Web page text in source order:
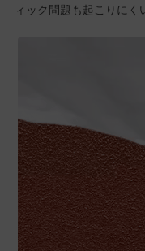
ィック問題も起こりにく